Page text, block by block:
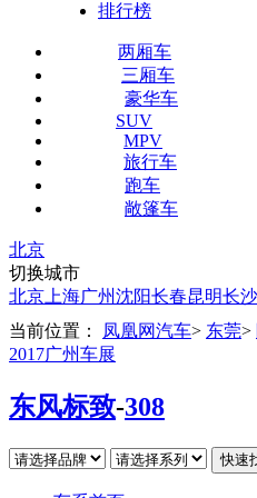
排行榜
两厢车
三厢车
豪华车
SUV
MPV
旅行车
跑车
敞篷车
北京
切换城市
北京 上海广州沈阳长春昆明长沙
当前位置：
凤凰网汽车> 东莞>
2017广州车展
东风标致-308